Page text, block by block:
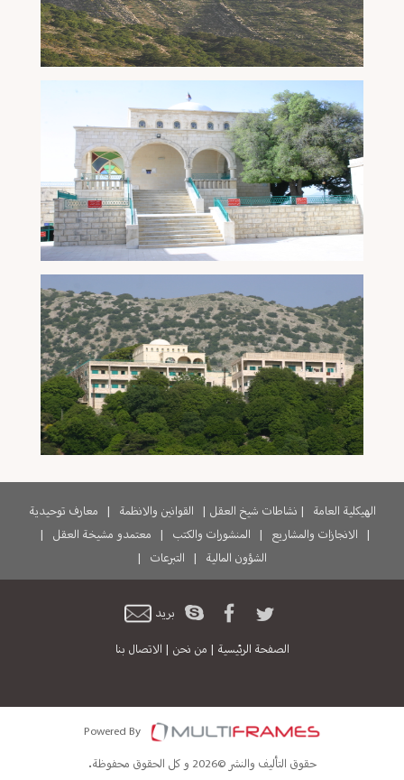
الهيكلية العامة | نشاطات شيخ العقل | القوانين والانظمة |
معارف توحيدية
|
الانجازات والمشاريع | المنشورات والكتب | معتمدو مشيخة العقل
|
الشؤون المالية
| التبرعات |
بريد
الصفحة الرئيسية | من نحن | الاتصال بنا
Powered By
حقوق التأليف والنشر ©2026 و كل الحقوق محفوظة.